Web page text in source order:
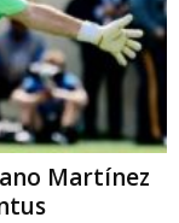
Martínez